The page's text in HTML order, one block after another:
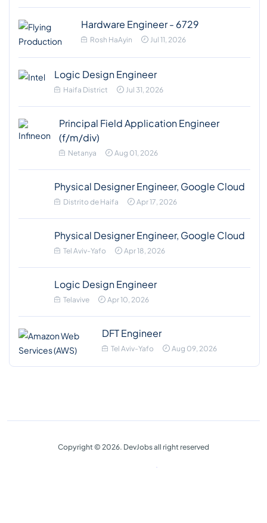
Hardware Engineer - 6729
Rosh HaAyin Jul 11, 2026
Logic Design Engineer
Haifa District Jul 31, 2026
Principal Field Application Engineer
(f/m/div)
Netanya Aug 01, 2026
Physical Designer Engineer, Google Cloud
Distrito de Haifa Apr 17, 2026
Physical Designer Engineer, Google Cloud
Tel Aviv-Yafo Apr 18, 2026
Logic Design Engineer
Telavive Apr 10, 2026
DFT Engineer
Tel Aviv-Yafo Aug 09, 2026
Copyright © 2026. DevJobs all right reserved